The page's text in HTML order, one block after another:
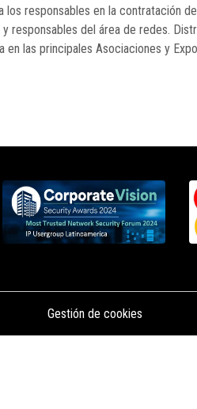
responsables en la contratación
del área de redes.
las principales Asociaciones y
Gestión de cookies